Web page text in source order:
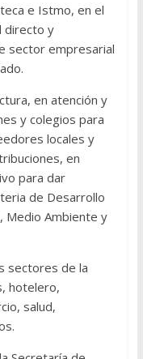
e Istmo, en el
directo y
sector empresarial
en atención y
y colegios para
locales y
en
para dar
de Desarrollo
Medio Ambiente y
sectores de la
hotelero,
salud,